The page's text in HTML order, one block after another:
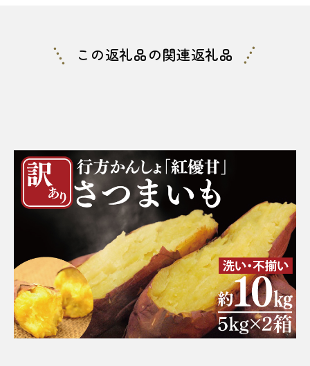
この返礼品の関連返礼品